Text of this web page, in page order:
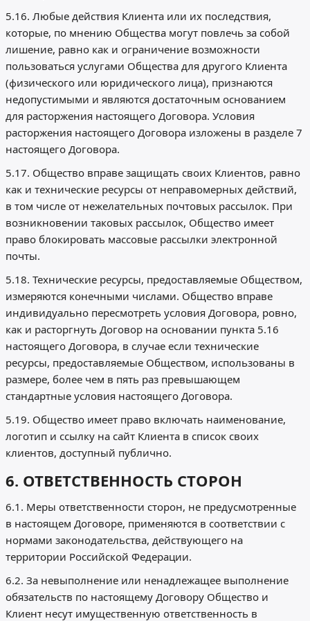
5.16. Любые действия Клиента или их последствия,
которые, по мнению Общества могут повлечь за собой
лишение, равно как и ограничение возможности
пользоваться услугами Общества для другого Клиента
(физического или юридического лица), признаются
недопустимыми и являются достаточным основанием
для расторжения настоящего Договора. Условия
расторжения настоящего Договора изложены в разделе 7
настоящего Договора.
5.17. Общество вправе защищать своих Клиентов, равно
как и технические ресурсы от неправомерных действий,
в том числе от нежелательных почтовых рассылок. При
возникновении таковых рассылок, Общество имеет
право блокировать массовые рассылки электронной
почты.
5.18. Технические ресурсы, предоставляемые Обществом,
измеряются конечными числами. Общество вправе
индивидуально пересмотреть условия Договора, ровно,
как и расторгнуть Договор на основании пункта 5.16
настоящего Договора, в случае если технические
ресурсы, предоставляемые Обществом, использованы в
размере, более чем в пять раз превышающем
стандартные условия настоящего Договора.
5.19. Общество имеет право включать наименование,
логотип и ссылку на сайт Клиента в список своих
клиентов, доступный публично.
6. ОТВЕТСТВЕННОСТЬ СТОРОН
6.1. Меры ответственности сторон, не предусмотренные
в настоящем Договоре, применяются в соответствии с
нормами законодательства, действующего на
территории Российской Федерации.
6.2. За невыполнение или ненадлежащее выполнение
обязательств по настоящему Договору Общество и
Клиент несут имущественную ответственность в